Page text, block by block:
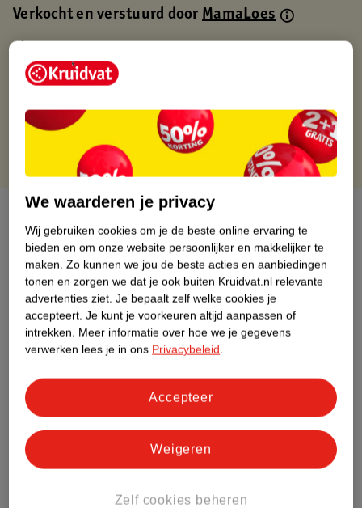
Verkocht en verstuurd doorMamaLoes
Gratis thuisbezorgd
Gratis retourneren via verkooppartner.
Gratis punten met je Kruidvat kaart
Over dit product
Productinformatie
Etiketinformatie
Nature Impact Score
Meer informatie
Bestel & Bezorginformatie
We waarderen je privacy
Wij gebruiken cookies om je de beste online ervaring te
bieden en om onze website persoonlijker en makkelijker te
maken. Zo kunnen we jou de beste acties en aanbiedingen
tonen en zorgen we dat je ook buiten Kruidvat.nl relevante
advertenties ziet. Je bepaalt zelf welke cookies je
accepteert. Je kunt je voorkeuren altijd aanpassen of
intrekken. Meer informatie over hoe we je gegevens
verwerken lees je in ons Privacybeleid.
Zelf cookies beheren
Weigeren
Accepteer